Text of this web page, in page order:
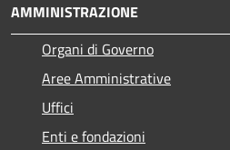
AMMINISTRAZIONE
Organi di Governo
Aree Amministrative
Uffici
Enti e fondazioni